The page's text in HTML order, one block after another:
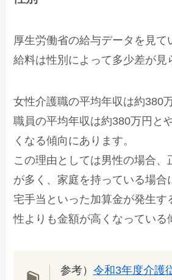
厚生労働省の給与データを見て
給料は性別によって多少差が見
女性介護職の平均年収は約380
職員の平均年収は約380万円と
くなる傾向にあります。
この理由としては男性の場合、
が多く、家庭を持っている場合
宅手当といった加算金が発生す
性よりも金額が高くなっている
参考） 令和3年度介護